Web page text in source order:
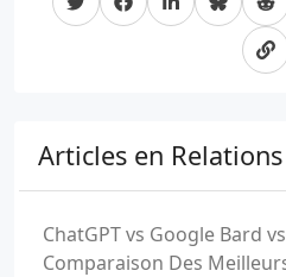
Articles en Relations
ChatGPT vs Google Bard
Comparaison Des